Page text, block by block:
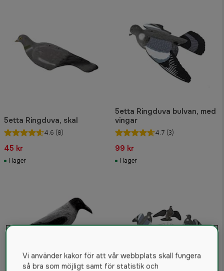
5etta Ringduva, skal
4.6 (8)
45 kr
I lager
5etta Ringduva bulvan, med
vingar
4.7 (3)
99 kr
I lager
Vi använder kakor för att vår webbplats skall fungera
så bra som möjligt samt för statistik och